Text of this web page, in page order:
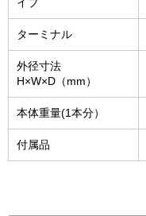
ターミナル
外径寸法
H×W×D（mm）
本体重量(1本分）
付属品